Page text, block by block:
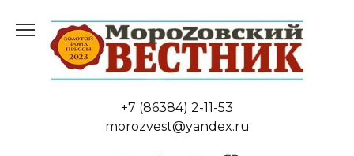
содержанию
+7 (86384) 2-11-53
morozvest@yandex.ru